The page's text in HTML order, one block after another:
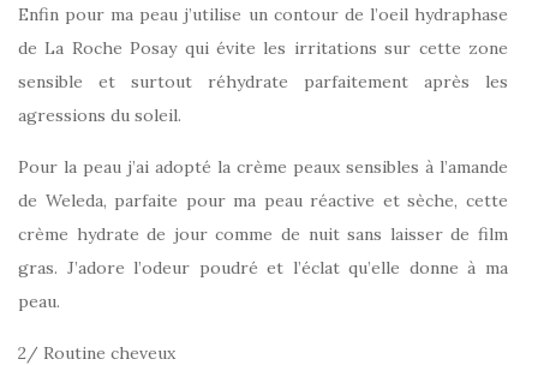
Enfin pour ma peau j’utilise un contour de l’oeil hydraphase
de La Roche Posay qui évite les irritations sur cette zone
sensible et surtout réhydrate parfaitement après les
agressions du soleil.
Pour la peau j’ai adopté la crème peaux sensibles à l’amande
de Weleda, parfaite pour ma peau réactive et sèche, cette
crème hydrate de jour comme de nuit sans laisser de film
gras. J’adore l’odeur poudré et l’éclat qu’elle donne à ma
peau.
2/ Routine cheveux